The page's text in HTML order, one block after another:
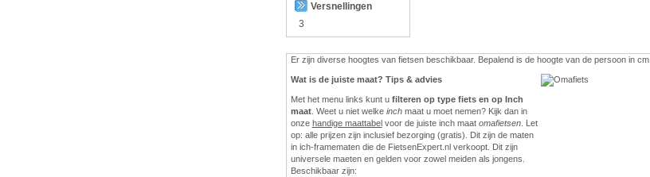
Versnellingen
3
Er zijn diverse hoogtes van fietsen beschikbaar. Bepalend is de hoogte van de persoon in cm.
Wat is de juiste maat? Tips & advies
Met het menu links kunt u filteren op type fiets en op Inch
maat. Weet u niet welke inchmaat u moet nemen? Kijk dan in
onze handige maattabelvoor de juiste inch maat omafietsen. Let
op: alle prijzen zijn inclusief bezorging (gratis). Dit zijn de maten
in ich-framematen die de FietsenExpert.nl verkoopt. Dit zijn
universele maeten en gelden voor zowel meiden als jongens.
Beschikbaar zijn: